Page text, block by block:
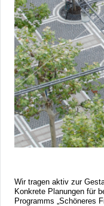
Wir tragen aktiv zur
Konkrete Planungen für
Programms „Schöneres